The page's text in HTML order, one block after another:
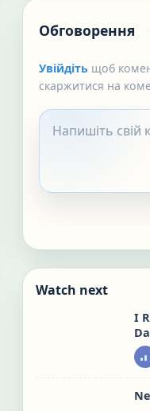
Обговорення
Увійдіть щоб
скаржитися на
Watch next
I